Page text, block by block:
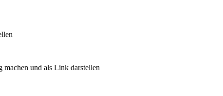
machen und als Link darstellen